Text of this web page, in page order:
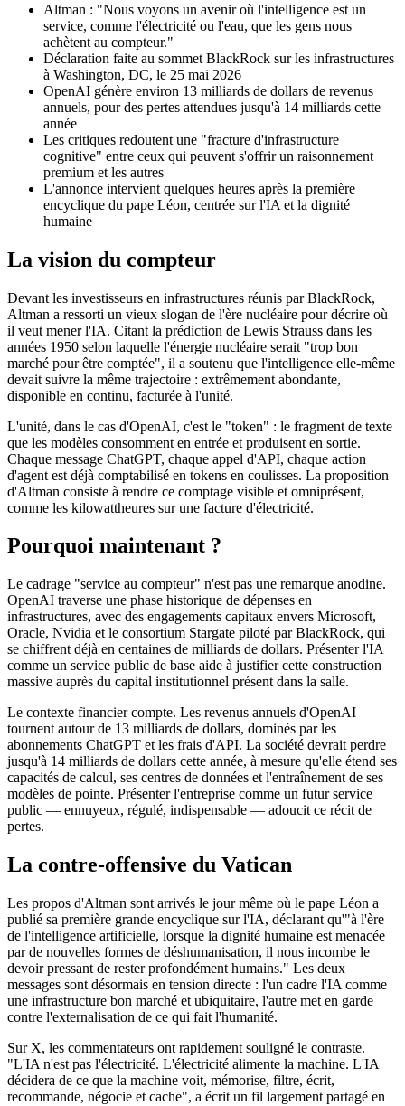
Altman : "Nous voyons un avenir où l'intelligence est un
service, comme l'électricité ou l'eau, que les gens nous
achètent au compteur."
Déclaration faite au sommet BlackRock sur les infrastructures
à Washington, DC, le 25 mai 2026
OpenAI génère environ 13 milliards de dollars de revenus
annuels, pour des pertes attendues jusqu'à 14 milliards cette
année
Les critiques redoutent une "fracture d'infrastructure
cognitive" entre ceux qui peuvent s'offrir un raisonnement
premium et les autres
L'annonce intervient quelques heures après la première
encyclique du pape Léon, centrée sur l'IA et la dignité
humaine
La vision du compteur
Devant les investisseurs en infrastructures réunis par BlackRock,
Altman a ressorti un vieux slogan de l'ère nucléaire pour décrire où
il veut mener l'IA. Citant la prédiction de Lewis Strauss dans les
années 1950 selon laquelle l'énergie nucléaire serait "trop bon
marché pour être comptée", il a soutenu que l'intelligence elle-même
devait suivre la même trajectoire : extrêmement abondante,
disponible en continu, facturée à l'unité.
L'unité, dans le cas d'OpenAI, c'est le "token" : le fragment de texte
que les modèles consomment en entrée et produisent en sortie.
Chaque message ChatGPT, chaque appel d'API, chaque action
d'agent est déjà comptabilisé en tokens en coulisses. La proposition
d'Altman consiste à rendre ce comptage visible et omniprésent,
comme les kilowattheures sur une facture d'électricité.
Pourquoi maintenant ?
Le cadrage "service au compteur" n'est pas une remarque anodine.
OpenAI traverse une phase historique de dépenses en
infrastructures, avec des engagements capitaux envers Microsoft,
Oracle, Nvidia et le consortium Stargate piloté par BlackRock, qui
se chiffrent déjà en centaines de milliards de dollars. Présenter l'IA
comme un service public de base aide à justifier cette construction
massive auprès du capital institutionnel présent dans la salle.
Le contexte financier compte. Les revenus annuels d'OpenAI
tournent autour de 13 milliards de dollars, dominés par les
abonnements ChatGPT et les frais d'API. La société devrait perdre
jusqu'à 14 milliards de dollars cette année, à mesure qu'elle étend ses
capacités de calcul, ses centres de données et l'entraînement de ses
modèles de pointe. Présenter l'entreprise comme un futur service
public — ennuyeux, régulé, indispensable — adoucit ce récit de
pertes.
La contre-offensive du Vatican
Les propos d'Altman sont arrivés le jour même où le pape Léon a
publié sa première grande encyclique sur l'IA, déclarant qu'"à l'ère
de l'intelligence artificielle, lorsque la dignité humaine est menacée
par de nouvelles formes de déshumanisation, il nous incombe le
devoir pressant de rester profondément humains." Les deux
messages sont désormais en tension directe : l'un cadre l'IA comme
une infrastructure bon marché et ubiquitaire, l'autre met en garde
contre l'externalisation de ce qui fait l'humanité.
Sur X, les commentateurs ont rapidement souligné le contraste.
"L'IA n'est pas l'électricité. L'électricité alimente la machine. L'IA
décidera de ce que la machine voit, mémorise, filtre, écrit,
recommande, négocie et cache", a écrit un fil largement partagé en